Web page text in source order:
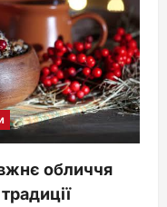
обличчя